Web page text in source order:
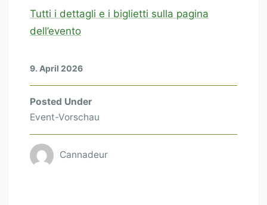
Tutti i dettagli e i biglietti sulla pagina
dell’evento
9. April 2026
Posted Under
Event-Vorschau
Cannadeur